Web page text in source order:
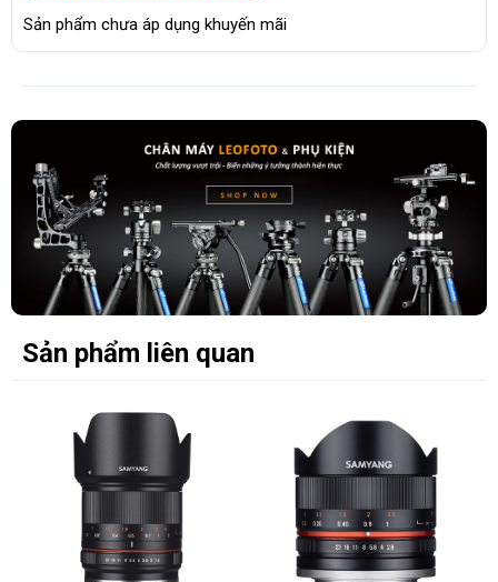
Sản phẩm chưa áp dụng khuyến mãi
Sản phẩm liên quan